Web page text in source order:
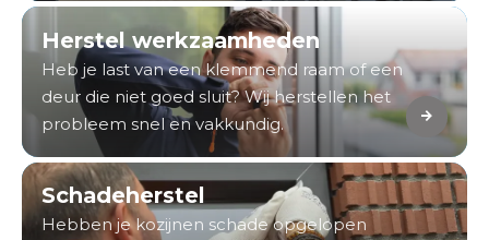
Herstel werkzaamheden
Heb je last van een klemmend raam of een
deur die niet goed sluit? Wij herstellen het
probleem snel en vakkundig.
Schadeherstel
Hebben je kozijnen schade opgelopen